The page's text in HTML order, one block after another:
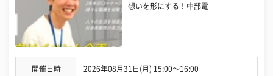
想いを形にする！中部電
開催日時 2026年08月31日(月) 15:00〜16:00